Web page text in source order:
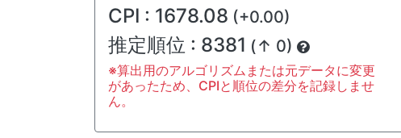
CPI : 1678.08 (+0.00)
推定順位 : 8381 (↑ 0)
※算出用のアルゴリズムまたは元データに変更
があったため、CPIと順位の差分を記録しませ
ん。